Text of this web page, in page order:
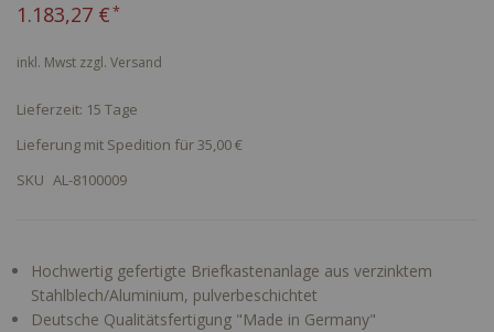
gallery
1.183,27 €
inkl. Mwst zzgl. Versand
Lieferzeit: 15 Tage
Lieferung mit Spedition für 35,00 €
SKU AL-8100009
Hochwertig gefertigte Briefkastenanlage aus verzinktem
Stahlblech/Aluminium, pulverbeschichtet
Deutsche Qualitätsfertigung "Made in Germany"